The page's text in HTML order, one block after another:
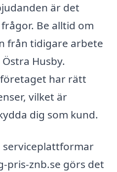
är det
Be alltid om
från tidigare arbete
Husby.
har rätt
vilket är
dig som kund.
serviceplattformar
pris-znb.se görs det